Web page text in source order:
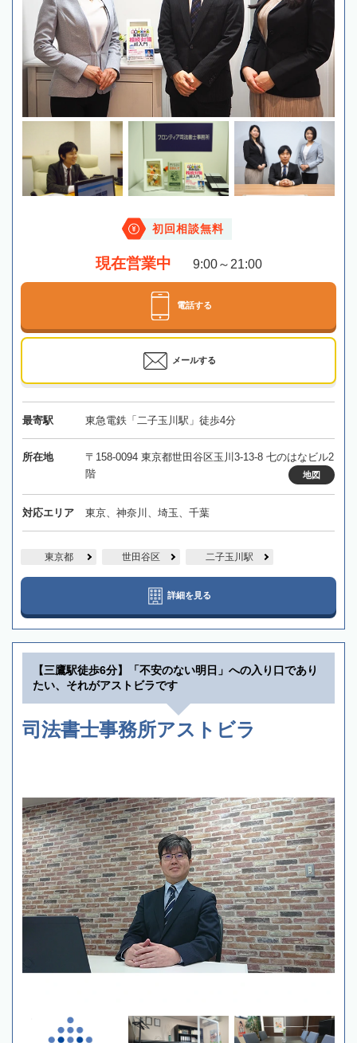
初回相談無料
現在営業中 9:00～21:00
電話する
メールする
最寄駅 東急電鉄「二子玉川駅」徒歩4分
所在地
〒158-0094 東京都世田谷区玉川3-13-8 七のはなビル2
階
地図
対応エリア 東京、神奈川、埼玉、千葉
東京都 世田谷区 二子玉川駅
詳細を見る
【三鷹駅徒歩6分】「不安のない明日」への入り口であり
たい、それがアストビラです
司法書士事務所アストビラ